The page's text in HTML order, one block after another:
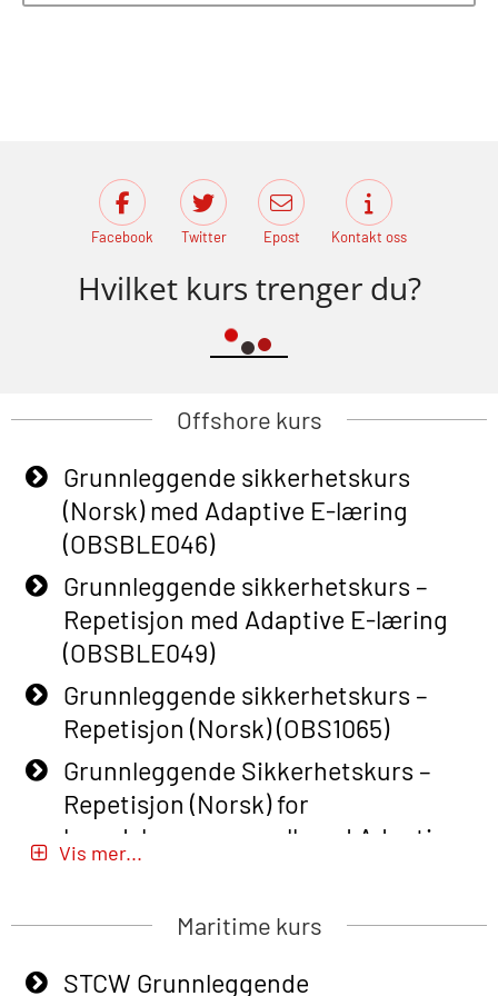
Facebook Twitter Epost Kontakt oss
Hvilket kurs trenger du?
Offshore kurs
Grunnleggende sikkerhetskurs
(Norsk) med Adaptive E-læring
(OBSBLE046)
Grunnleggende sikkerhetskurs –
Repetisjon med Adaptive E-læring
(OBSBLE049)
Grunnleggende sikkerhetskurs –
Repetisjon (Norsk) (OBS1065)
Grunnleggende Sikkerhetskurs –
Repetisjon (Norsk) for
beredskapspersonell med Adaptive
E-læring (OBSBLE051)
Basic Safety Training (English) – with
Basic Safety Training – Refresher
Vis mer...
Maritime kurs
STCW Grunnleggende